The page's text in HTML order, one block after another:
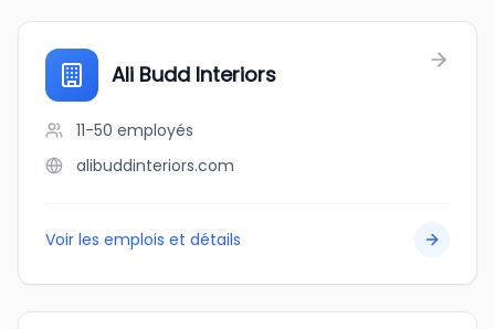
Ali Budd Interiors
11-50 employés
alibuddinteriors.com
Voir les emplois et détails